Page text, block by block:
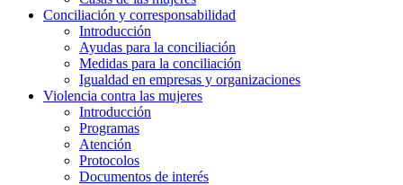
Conciliación y corresponsabilidad
Introducción
Ayudas para la conciliación
Medidas para la conciliación
Igualdad en empresas y organizaciones
Violencia contra las mujeres
Introducción
Programas
Atención
Protocolos
Documentos de interés